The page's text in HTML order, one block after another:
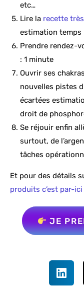
etc…
Lire la recette
estimation temps
Prendre rendez-
: 1 minute
Ouvrir ses
nouvelles pistes
écartées
droit de
Se réjouir enfin
surtout, de
tâches
Et pour des détails
produits c’est par-ici
JE